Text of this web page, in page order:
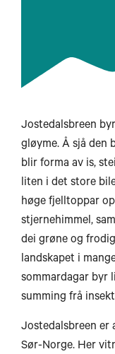
Jostedalsbreen
gløyme. Å sjå den
blir forma av is,
liten i det store
høge fjelltoppar
stjernehimmel,
dei grøne og
landskapet i
sommardagar byr
summing frå
Jostedalsbreen er
Sør-Norge. Her